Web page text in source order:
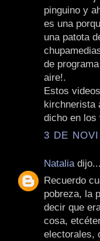
pinguino y
es una
una patota
de
aire!.
Estos
kirchnerista
dicho en los
3 DE
Natalia dijo...
Recuerdo
pobreza, la
decir que
cosa,
electorales,